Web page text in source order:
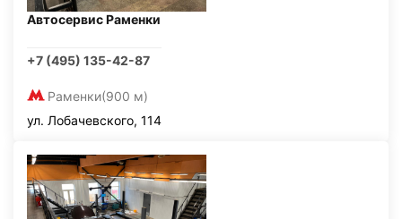
Автосервис Раменки
+7 (495) 135-42-87
Раменки(900 м)
ул. Лобачевского, 114